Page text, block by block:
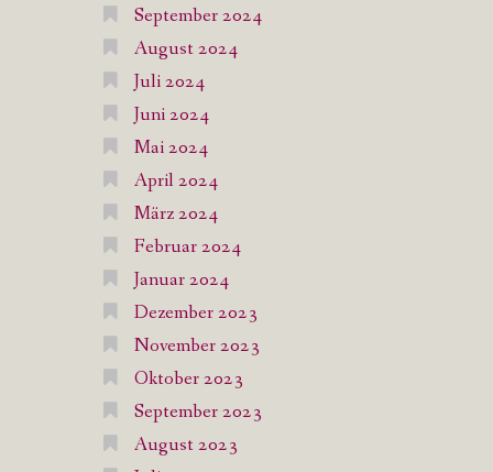
September 2024
August 2024
Juli 2024
Juni 2024
Mai 2024
April 2024
März 2024
Februar 2024
Januar 2024
Dezember 2023
November 2023
Oktober 2023
September 2023
August 2023